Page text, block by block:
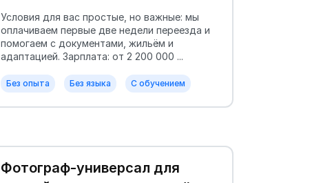
Условия для вас простые, но важные: мы
оплачиваем первые две недели переезда и
помогаем с документами, жильём и
адаптацией. Зарплата: от 2 200 000 ...
Без опыта Без языка С обучением
Фотограф-универсал для